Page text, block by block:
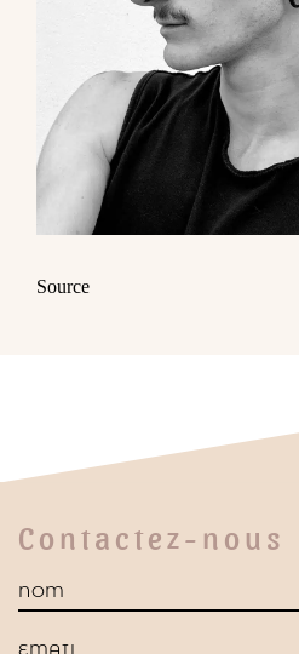
Source
Contactez-nous